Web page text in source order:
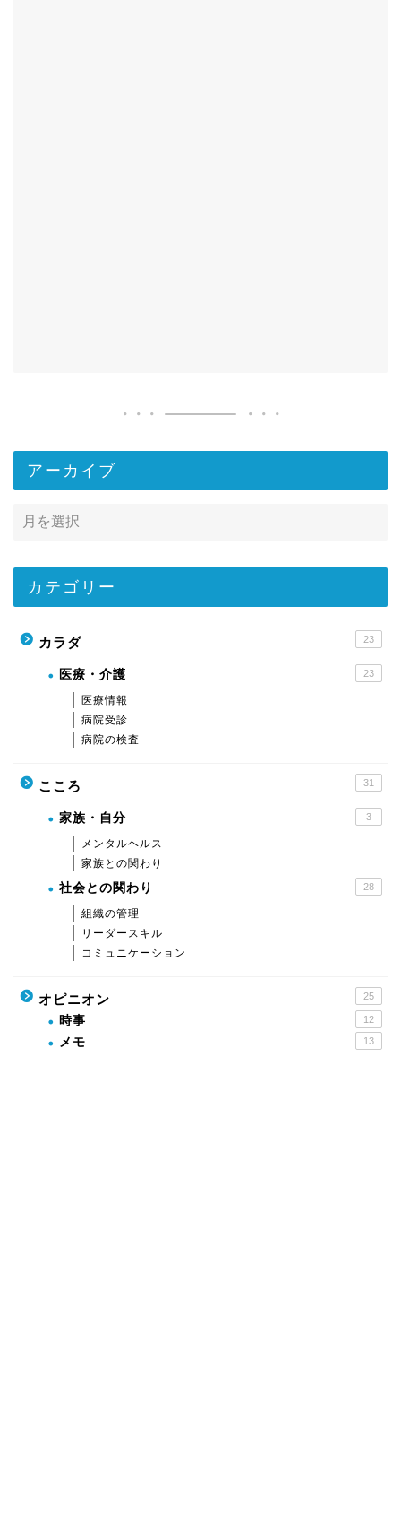
アーカイブ
カテゴリー
カラダ 23
医療・介護 23
医療情報
病院受診
病院の検査
こころ 31
家族・自分 3
メンタルヘルス
家族との関わり
社会との関わり 28
組織の管理
リーダースキル
コミュニケーション
オピニオン 25
時事 12
メモ 13